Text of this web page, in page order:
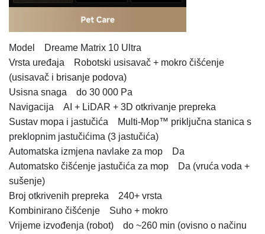
Model Dreame Matrix 10 Ultra
Vrsta uređaja Robotski usisavač + mokro čišćenje
(usisavač i brisanje podova)
Usisna snaga do 30 000 Pa
Navigacija AI + LiDAR + 3D otkrivanje prepreka
Sustav mopa i jastučića Multi-Mop™ priključna stanica s
preklopnim jastučićima (3 jastučića)
Automatska izmjena navlake za mop Da
Automatsko čišćenje jastučića za mop Da (vruća voda +
sušenje)
Broj otkrivenih prepreka 240+ vrsta
Kombinirano čišćenje Suho + mokro
Vrijeme izvođenja (robot) do ~260 min (ovisno o načinu